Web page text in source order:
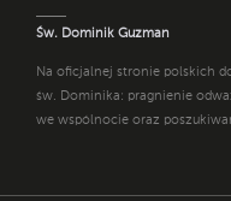
Św. Dominik Guzman
Na oficjalnej stronie polskich
św. Dominika: pragnienie
we wspólnocie oraz